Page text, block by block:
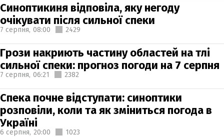
Синоптикиня відповіла, яку негоду
очікувати після сильної спеки
7 серпня, 08:00 2429
Грози накриють частину областей на тлі
сильної спеки: прогноз погоди на 7 серпня
7 серпня, 06:21 2382
Спека почне відступати: синоптики
розповіли, коли та як зміниться погода в
Україні
6 серпня, 20:00 1023